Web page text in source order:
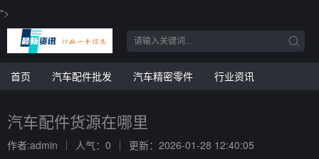
">
首页 汽车配件批发 汽车精密零件 行业资讯
汽车配件货源在哪里
作者:admin 人气：0
更新：2026-01-28 12:40:05